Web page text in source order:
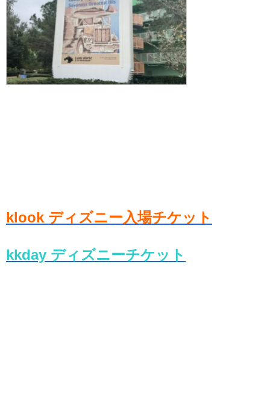
klook ディズニー入場チケット
kkday ディズニーチケット